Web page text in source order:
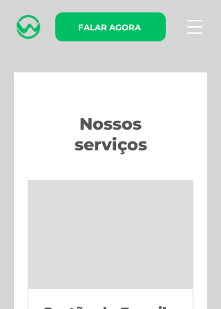
FALAR AGORA
Nossos
serviços